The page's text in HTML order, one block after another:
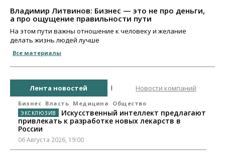
Владимир Литвинов: Бизнес — это не про деньги,
а про ощущение правильности пути
На этом пути важны отношение к человеку и желание
делать жизнь людей лучше
Все материалы
Лента новостей Новости компаний
Бизнес Власть Медицина Общество
Искусственный интеллект предлагают
привлекать к разработке новых лекарств в
России
06 Августа 2026, 19:00